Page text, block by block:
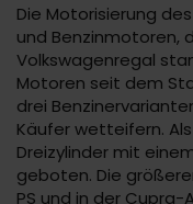
Die Motorisierung
und Benzinmotoren,
Volkswagenregal
Motoren seit dem
drei
Käufer wetteifern.
Dreizylinder mit
geboten. Die
PS und in der Cupra-